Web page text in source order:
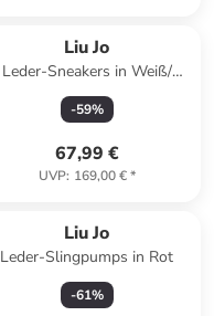
Liu Jo
Leder-Sneakers in Weiß/
Hellblau
-59%
67,99 €
UVP: 169,00 €*
Liu Jo
Leder-Slingpumps in Rot
-61%